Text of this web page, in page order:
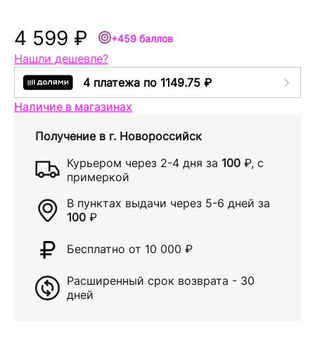
4 599 ₽ +459 баллов
Нашли дешевле?
4 платежа по 1149.75 ₽
Наличие в магазинах
Получение в г. Новороссийск
Курьером через 2-4 дня за 100 ₽, с
примеркой
В пунктах выдачи через 5-6 дней за
100 ₽
Бесплатно от 10 000 ₽
Расширенный срок возврата - 30
дней